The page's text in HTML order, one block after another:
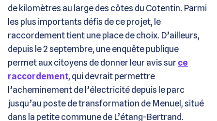
de kilomètres au large des côtes du Cotentin. Parmi
les plus importants défis de ce projet, le
raccordement tient une place de choix. D’ailleurs,
depuis le 2 septembre, une enquête publique
permet aux citoyens de donner leur avis surce
raccordement, qui devrait permettre
l’acheminement de l’électricité depuis le parc
jusqu’au poste de transformation de Menuel, situé
dans la petite commune de L’étang-Bertrand.